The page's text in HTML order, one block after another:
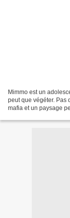
Mimmo est un
peut que végéter. Pas
mafia et un paysage